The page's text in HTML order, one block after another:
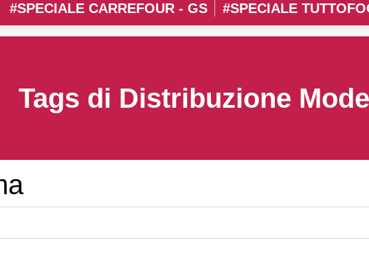
#SPECIALE CARREFOUR - GS #SPECIALE
Tags di Distribuzione